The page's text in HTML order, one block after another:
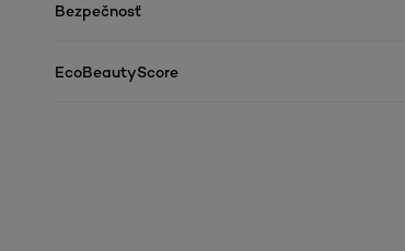
Bezpečnosť
EcoBeautyScore